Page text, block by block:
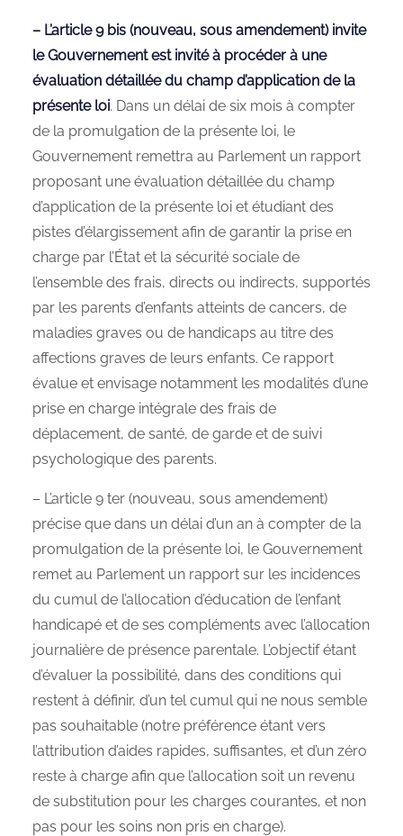
– L’article 9 bis (nouveau, sous amendement) invite
le Gouvernement est invité à procéder à une
évaluation détaillée du champ d’application de la
présente loi. Dans un délai de six mois à compter
de la promulgation de la présente loi, le
Gouvernement remettra au Parlement un rapport
proposant une évaluation détaillée du champ
d’application de la présente loi et étudiant des
pistes d’élargissement afin de garantir la prise en
charge par l’État et la sécurité sociale de
l’ensemble des frais, directs ou indirects, supportés
par les parents d’enfants atteints de cancers, de
maladies graves ou de handicaps au titre des
affections graves de leurs enfants. Ce rapport
évalue et envisage notamment les modalités d’une
prise en charge intégrale des frais de
déplacement, de santé, de garde et de suivi
psychologique des parents.
– L’article 9 ter (nouveau, sous amendement)
précise que dans un délai d’un an à compter de la
promulgation de la présente loi, le Gouvernement
remet au Parlement un rapport sur les incidences
du cumul de l’allocation d’éducation de l’enfant
handicapé et de ses compléments avec l’allocation
journalière de présence parentale. L’objectif étant
d’évaluer la possibilité, dans des conditions qui
restent à définir, d’un tel cumul qui ne nous semble
pas souhaitable (notre préférence étant vers
l’attribution d’aides rapides, suffisantes, et d’un zéro
reste à charge afin que l’allocation soit un revenu
de substitution pour les charges courantes, et non
pas pour les soins non pris en charge).